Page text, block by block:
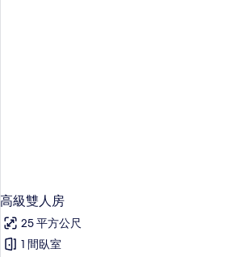
高級雙人房
25 平方公尺
1 間臥室